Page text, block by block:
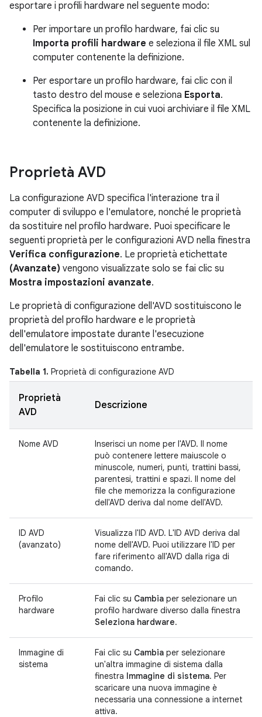
esportare i profili hardware nel seguente modo:
Per importare un profilo hardware, fai clic su
Importa profili hardware e seleziona il file XML sul
computer contenente la definizione.
Per esportare un profilo hardware, fai clic con il
tasto destro del mouse e seleziona Esporta.
Specifica la posizione in cui vuoi archiviare il file XML
contenente la definizione.
Proprietà AVD
La configurazione AVD specifica l'interazione tra il
computer di sviluppo e l'emulatore, nonché le proprietà
da sostituire nel profilo hardware. Puoi specificare le
seguenti proprietà per le configurazioni AVD nella finestra
Verifica configurazione. Le proprietà etichettate
(Avanzate) vengono visualizzate solo se fai clic su
Mostra impostazioni avanzate.
Le proprietà di configurazione dell'AVD sostituiscono le
proprietà del profilo hardware e le proprietà
dell'emulatore impostate durante l'esecuzione
dell'emulatore le sostituiscono entrambe.
Tabella 1. Proprietà di configurazione AVD
Proprietà
AVD
Descrizione
Nome AVD
Inserisci un nome per l'AVD. Il nome
può contenere lettere maiuscole o
minuscole, numeri, punti, trattini bassi,
parentesi, trattini e spazi. Il nome del
file che memorizza la configurazione
dell'AVD deriva dal nome dell'AVD.
ID AVD
(avanzato)
Visualizza l'ID AVD. L'ID AVD deriva dal
nome dell'AVD. Puoi utilizzare l'ID per
fare riferimento all'AVD dalla riga di
comando.
Profilo
hardware
Fai clic su Cambia per selezionare un
profilo hardware diverso dalla finestra
Seleziona hardware.
Immagine di
sistema
Fai clic su Cambia per selezionare
un'altra immagine di sistema dalla
finestra Immagine di sistema. Per
scaricare una nuova immagine è
necessaria una connessione a internet
attiva.